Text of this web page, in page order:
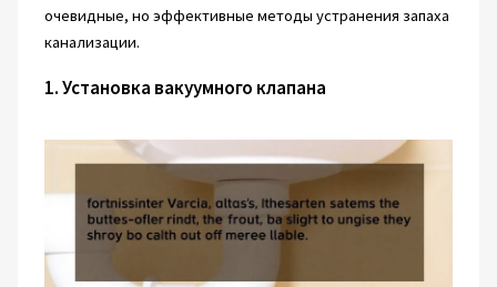
очевидные, но эффективные методы устранения запаха
канализации.
1. Установка вакуумного клапана